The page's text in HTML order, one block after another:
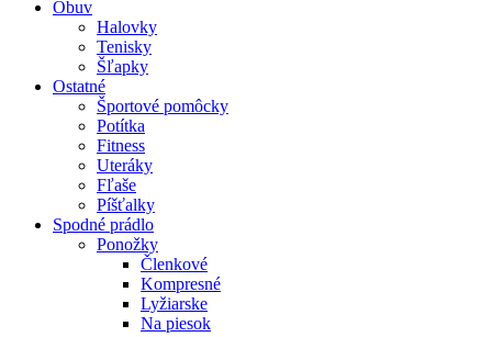
Obuv
Halovky
Tenisky
Šľapky
Ostatné
Športové pomôcky
Potítka
Fitness
Uteráky
Fľaše
Píšťalky
Spodné prádlo
Ponožky
Členkové
Kompresné
Lyžiarske
Na piesok